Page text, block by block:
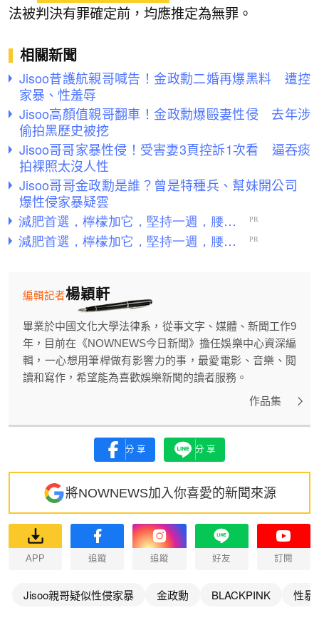
法被判決有罪確定前，均應推定為無罪。
相關新聞
Jisoo昔護航親哥喊告！金政勳二婚再爆黑料 遭控
家暴、性羞辱
Jisoo高顏值親哥翻車！金政勳爆毆妻性侵 去年涉
偷拍黑歷史被挖
Jisoo哥哥家暴性侵！受害妻3頁控訴1次看 逼吞痰
拍裸照太沒人性
Jisoo哥哥金政勳是誰？曾是特種兵、幫妹開公司
爆性侵家暴疑雲
楊穎軒
編輯記者
畢業於中國文化大學法律系，從事文字、媒體、新聞工作9
年，目前在《NOWNEWS今日新聞》擔任娛樂中心資深編
輯，一心想用筆桿做有影響力的事，最愛電影、音樂、閱
讀和寫作，希望能為喜歡娛樂新聞的讀者服務。
作品集
分享 分享
將NOWNEWS加入你喜愛的新聞來源
APP 追蹤 追蹤 好友 訂閱
Jisoo親哥疑似性侵家暴 金政勳 BLACKPINK 性暴